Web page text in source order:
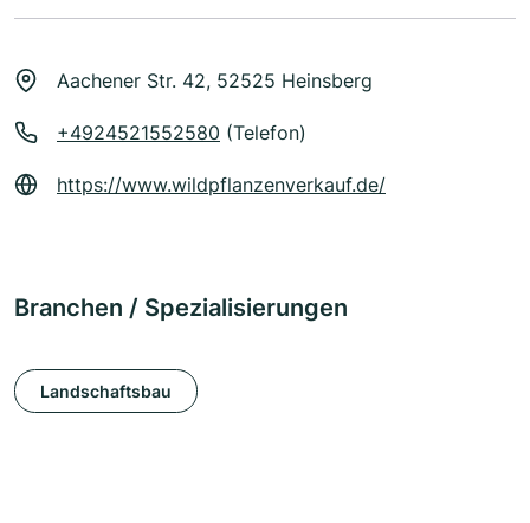
Aachener Str. 42, 52525 Heinsberg
+4924521552580 (Telefon)
https://www.wildpflanzenverkauf.de/
Branchen / Spezialisierungen
Landschaftsbau